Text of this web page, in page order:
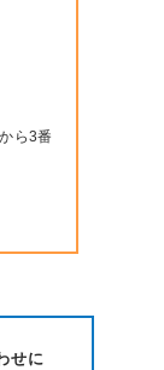
ら3番
せに